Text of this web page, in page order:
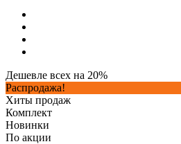
Дешевле всех на 20%
Распродажа!
Хиты продаж
Комплект
Новинки
По акции